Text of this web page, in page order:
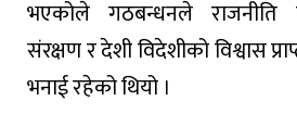
भएकोले गठबन्धनले राजनीति
संरक्षण र देशी विदेशीको विश्वास
भनाई रहेको थियो ।